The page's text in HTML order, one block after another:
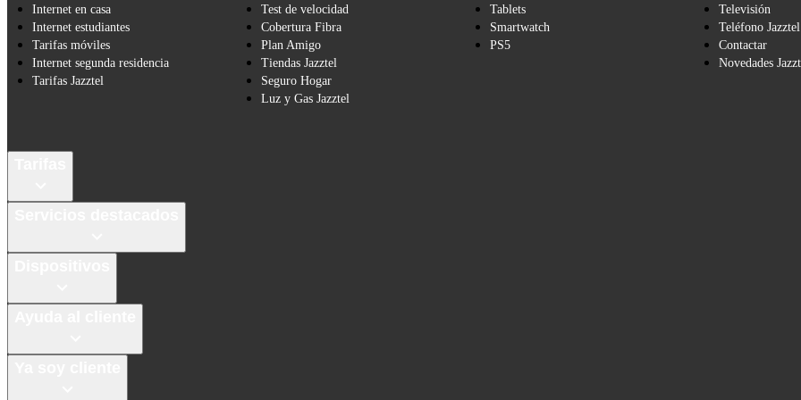
Internet en casa
Internet estudiantes
Tarifas móviles
Internet segunda residencia
Tarifas Jazztel
Test de velocidad
Cobertura Fibra
Plan Amigo
Tiendas Jazztel
Seguro Hogar
Luz y Gas Jazztel
Tablets
Smartwatch
PS5
Televisión
Teléfono Jazztel
Contactar
Novedades